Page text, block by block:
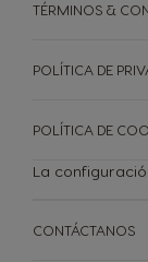
CONTÁCTANOS
TÉRMINOS &
POLÍTICA DE
POLÍTICA DE
La